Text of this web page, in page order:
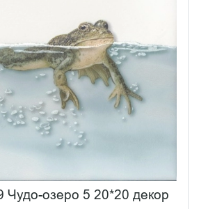
Чудо-озеро 5 20*20 декор